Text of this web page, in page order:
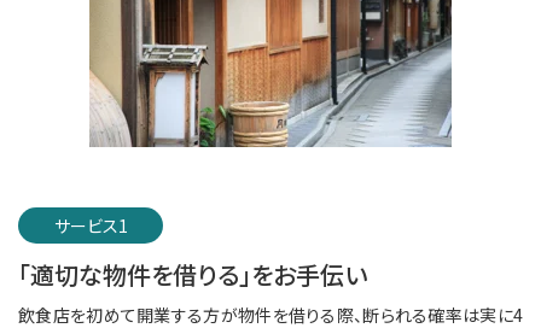
サービス1
「適切な物件を借りる」をお手伝い
飲食店を初めて開業する方が物件を借りる際、断られる確率は実に4